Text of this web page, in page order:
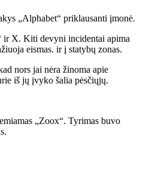
„Alphabet“ priklausanti įmonė.
ir X. Kiti devyni incidentai apima
eismas. ir į statybų zonas.
nors jai nėra žinoma apie
iš jų įvyko šalia pėsčiųjų.
„Zoox“. Tyrimas buvo